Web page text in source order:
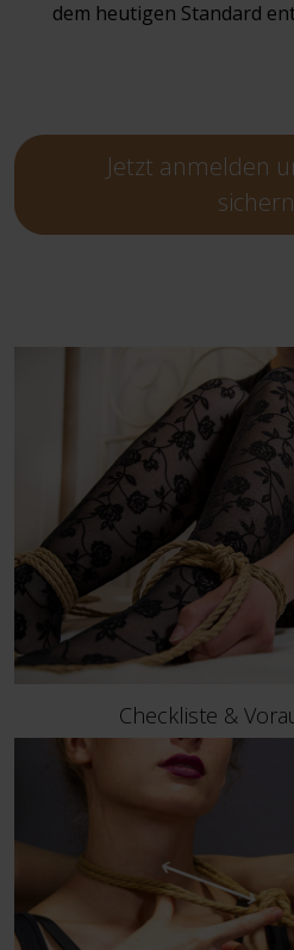
dem heutigen Standard
Jetzt anmelden
sichern
Checkliste &